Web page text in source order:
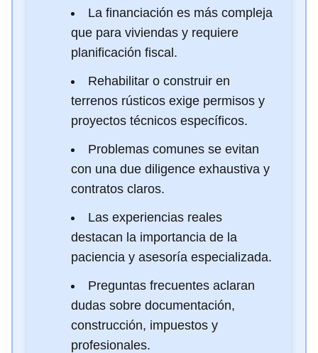
La financiación es más compleja
que para viviendas y requiere
planificación fiscal.
Rehabilitar o construir en
terrenos rústicos exige permisos y
proyectos técnicos específicos.
Problemas comunes se evitan
con una due diligence exhaustiva y
contratos claros.
Las experiencias reales
destacan la importancia de la
paciencia y asesoría especializada.
Preguntas frecuentes aclaran
dudas sobre documentación,
construcción, impuestos y
profesionales.